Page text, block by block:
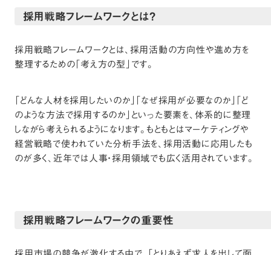
採用戦略フレームワークとは？
採用戦略フレームワークとは、採用活動の方向性や進め方を
整理するための「考え方の型」です。
「どんな人材を採用したいのか」「なぜ採用が必要なのか」「ど
のような方法で採用するのか」といった要素を、体系的に整理
しながら考えられるようになります。もともとはマーケティングや
経営戦略で使われていた分析手法を、採用活動に応用したも
のが多く、近年では人事・採用領域でも広く活用されています。
採用戦略フレームワークの重要性